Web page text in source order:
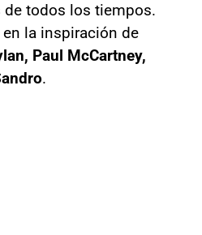
de todos los tiempos.
la inspiración de
Paul McCartney,
.